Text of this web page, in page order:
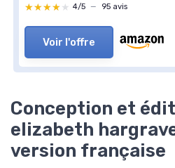
★★★★★
★★★★★ 4/5 — 95 avis
Voir l'offre
Conception et
elizabeth
version française